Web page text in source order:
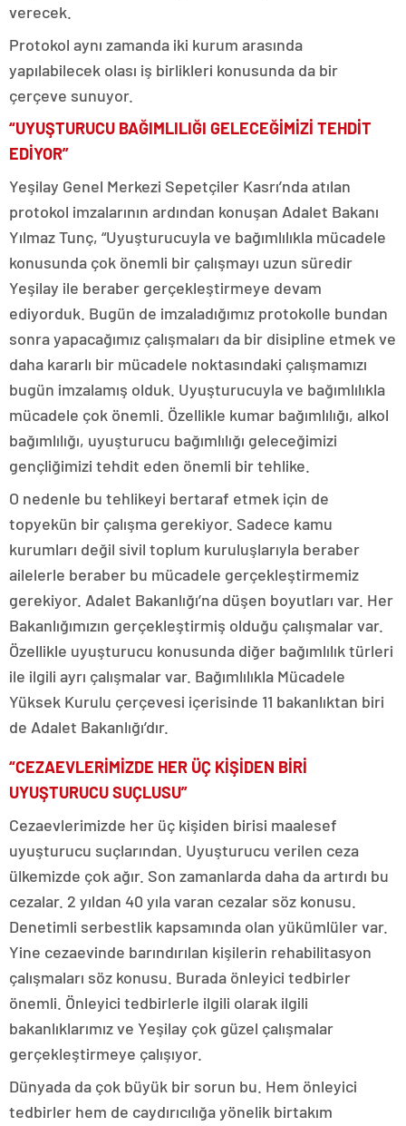
verecek.
Protokol aynı zamanda iki kurum arasında
yapılabilecek olası iş birlikleri konusunda da bir
çerçeve sunuyor.
“UYUŞTURUCU BAĞIMLILIĞI GELECEĞİMİZİ TEHDİT
EDİYOR”
Yeşilay Genel Merkezi Sepetçiler Kasrı’nda atılan
protokol imzalarının ardından konuşan Adalet Bakanı
Yılmaz Tunç, “Uyuşturucuyla ve bağımlılıkla mücadele
konusunda çok önemli bir çalışmayı uzun süredir
Yeşilay ile beraber gerçekleştirmeye devam
ediyorduk. Bugün de imzaladığımız protokolle bundan
sonra yapacağımız çalışmaları da bir disipline etmek ve
daha kararlı bir mücadele noktasındaki çalışmamızı
bugün imzalamış olduk. Uyuşturucuyla ve bağımlılıkla
mücadele çok önemli. Özellikle kumar bağımlılığı, alkol
bağımlılığı, uyuşturucu bağımlılığı geleceğimizi
gençliğimizi tehdit eden önemli bir tehlike.
O nedenle bu tehlikeyi bertaraf etmek için de
topyekün bir çalışma gerekiyor. Sadece kamu
kurumları değil sivil toplum kuruluşlarıyla beraber
ailelerle beraber bu mücadele gerçekleştirmemiz
gerekiyor. Adalet Bakanlığı’na düşen boyutları var. Her
Bakanlığımızın gerçekleştirmiş olduğu çalışmalar var.
Özellikle uyuşturucu konusunda diğer bağımlılık türleri
ile ilgili ayrı çalışmalar var. Bağımlılıkla Mücadele
Yüksek Kurulu çerçevesi içerisinde 11 bakanlıktan biri
de Adalet Bakanlığı’dır.
“CEZAEVLERİMİZDE HER ÜÇ KİŞİDEN BİRİ
UYUŞTURUCU SUÇLUSU”
Cezaevlerimizde her üç kişiden birisi maalesef
uyuşturucu suçlarından. Uyuşturucu verilen ceza
ülkemizde çok ağır. Son zamanlarda daha da artırdı bu
cezalar. 2 yıldan 40 yıla varan cezalar söz konusu.
Denetimli serbestlik kapsamında olan yükümlüler var.
Yine cezaevinde barındırılan kişilerin rehabilitasyon
çalışmaları söz konusu. Burada önleyici tedbirler
önemli. Önleyici tedbirlerle ilgili olarak ilgili
bakanlıklarımız ve Yeşilay çok güzel çalışmalar
gerçekleştirmeye çalışıyor.
Dünyada da çok büyük bir sorun bu. Hem önleyici
tedbirler hem de caydırıcılığa yönelik birtakım